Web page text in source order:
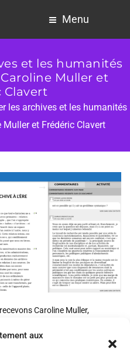
aux
Menu
et les humanités
Muller et
Clavert
les archives et les humanités
et Frédéric Clavert
Caroline Muller,
du Luxembourg, pour